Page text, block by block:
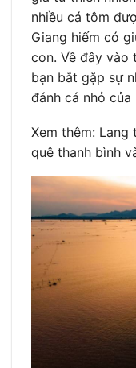
nhiều cá tôm
Giang hiếm có
con. Về đây vào
bạn bắt gặp sự
đánh cá nhỏ của
Xem thêm: Lang
quê thanh bình